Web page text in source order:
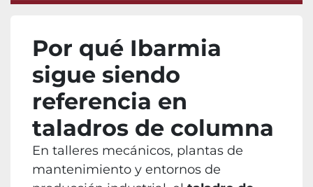
Por qué Ibarmia
sigue siendo
referencia en
taladros de columna
En talleres mecánicos, plantas de
mantenimiento y entornos de